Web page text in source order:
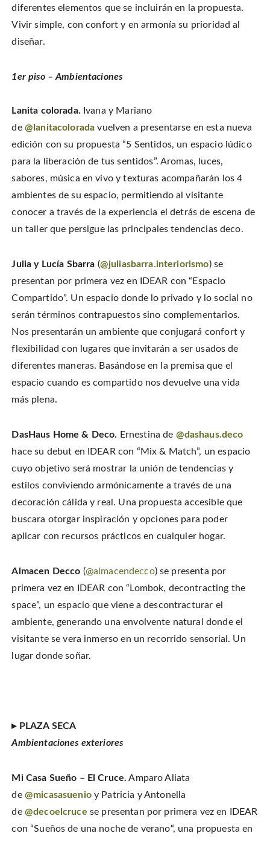
diferentes elementos que se incluirán en la propuesta.
Vivir simple, con confort y en armonía su prioridad al
diseñar.
1er piso – Ambientaciones
Lanita colorada. Ivana y Mariano
de @lanitacolorada vuelven a presentarse en esta nueva
edición con su propuesta “5 Sentidos, un espacio lúdico
para la liberación de tus sentidos”. Aromas, luces,
sabores, música en vivo y texturas acompañarán los 4
ambientes de su espacio, permitiendo al visitante
conocer a través de la experiencia el detrás de escena de
un taller que persigue las principales tendencias deco.
Julia y Lucía Sbarra (@juliasbarra.interiorismo) se
presentan por primera vez en IDEAR con “Espacio
Compartido”. Un espacio donde lo privado y lo social no
serán términos contrapuestos sino complementarios.
Nos presentarán un ambiente que conjugará confort y
flexibilidad con lugares que invitarán a ser usados de
diferentes maneras. Basándose en la premisa que el
espacio cuando es compartido nos devuelve una vida
más plena.
DasHaus Home & Deco. Ernestina de @dashaus.deco
hace su debut en IDEAR con “Mix & Match”, un espacio
cuyo objetivo será mostrar la unión de tendencias y
estilos conviviendo armónicamente a través de una
decoración cálida y real. Una propuesta accesible que
buscara otorgar inspiración y opciones para poder
aplicar con recursos prácticos en cualquier hogar.
Almacen Decco (@almacendecco) se presenta por
primera vez en IDEAR con “Lombok, decontracting the
space”, un espacio que viene a descontracturar el
ambiente, generando una envolvente natural donde el
visitante se vera inmerso en un recorrido sensorial. Un
lugar donde soñar.
▸ PLAZA SECA
Ambientaciones exteriores
Mi Casa Sueño – El Cruce. Amparo Aliata
de @micasasuenioy Patricia y Antonella
de @decoelcruce se presentan por primera vez en IDEAR
con “Sueños de una noche de verano“, una propuesta en